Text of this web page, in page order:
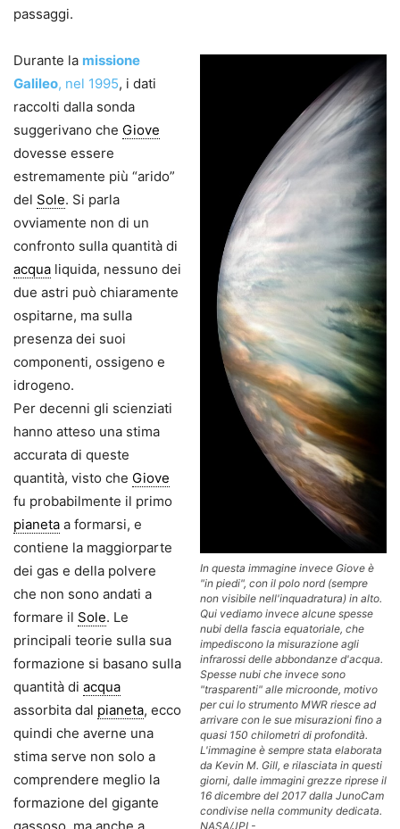
passaggi.
In questa immagine invece Giove è
"in piedi", con il polo nord (sempre
non visibile nell'inquadratura) in alto.
Qui vediamo invece alcune spesse
nubi della fascia equatoriale, che
impediscono la misurazione agli
infrarossi delle abbondanze d'acqua.
Spesse nubi che invece sono
"trasparenti" alle microonde, motivo
per cui lo strumento MWR riesce ad
arrivare con le sue misurazioni fino a
quasi 150 chilometri di profondità.
L'immagine è sempre stata elaborata
da Kevin M. Gill, e rilasciata in questi
giorni, dalle immagini grezze riprese il
16 dicembre del 2017 dalla JunoCam
condivise nella community dedicata.
NASA/JPL-
Durante la missione
Galileo, nel 1995, i dati
raccolti dalla sonda
suggerivano che Giove
dovesse essere
estremamente più “arido”
del Sole. Si parla
ovviamente non di un
confronto sulla quantità di
acqua liquida, nessuno dei
due astri può chiaramente
ospitarne, ma sulla
presenza dei suoi
componenti, ossigeno e
idrogeno.
Per decenni gli scienziati
hanno atteso una stima
accurata di queste
quantità, visto che Giove
fu probabilmente il primo
pianeta a formarsi, e
contiene la maggiorparte
dei gas e della polvere
che non sono andati a
formare il Sole. Le
principali teorie sulla sua
formazione si basano sulla
quantità di acqua
assorbita dal pianeta, ecco
quindi che averne una
stima serve non solo a
comprendere meglio la
formazione del gigante